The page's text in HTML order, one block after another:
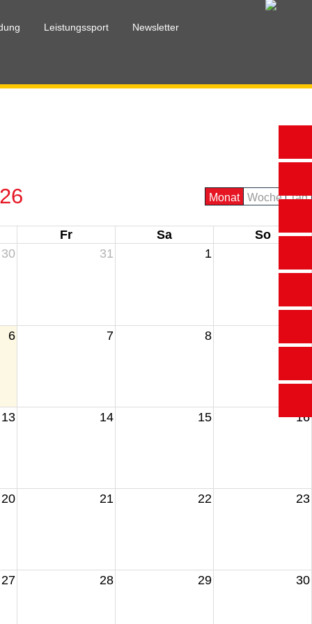
Leistungssport Newsletter
Monat Woche Tag
Fr Sa
So
30 31 1
6 7 8
13 14 15 16
20 21 22 23
27 28 29 30